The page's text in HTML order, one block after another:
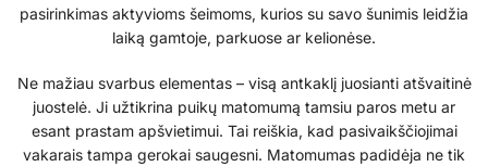
pasirinkimas aktyvioms šeimoms, kurios su savo šunimis leidžia
laiką gamtoje, parkuose ar kelionėse.
Ne mažiau svarbus elementas – visą antkaklį juosianti atšvaitinė
juostelė. Ji užtikrina puikų matomumą tamsiu paros metu ar
esant prastam apšvietimui. Tai reiškia, kad pasivaikščiojimai
vakarais tampa gerokai saugesni. Matomumas padidėja ne tik